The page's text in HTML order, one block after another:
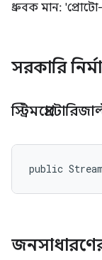
ধ্রুবক মান:
সরকারি
public